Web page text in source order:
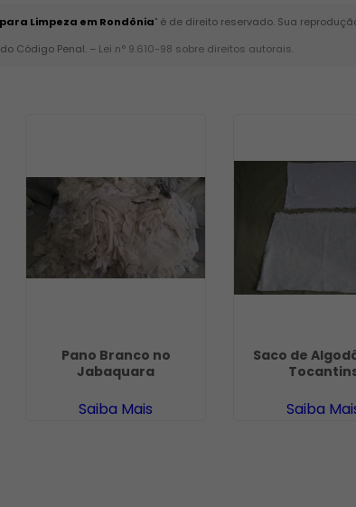
Limpeza em Rondônia" é de direito reservado. Sua
Código Penal. – Lei n° 9.610-98 sobre direitos autorais.
Pano Branco no
Jabaquara
Saiba Mais
Saco de
Saiba